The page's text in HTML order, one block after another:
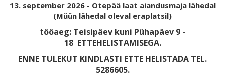
13. september 2026 - Otepää laat aiandusmaja lähedal
(Müün lähedal oleval eraplatsil)
tööaeg: Teisipäev kuni Pühapäev 9 -
18 ETTEHELISTAMISEGA.
ENNE TULEKUT KINDLASTI ETTE HELISTADA TEL.
5286605.